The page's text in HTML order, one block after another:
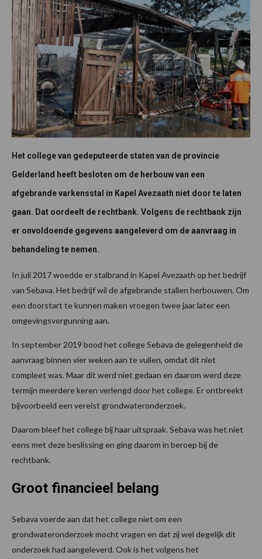
Het college van gedeputeerde staten van de provincie
Gelderland heeft besloten om de herbouw van een
afgebrande varkensstal in Kapel Avezaath niet door te laten
gaan. Dat oordeelt de rechtbank. Volgens de rechtbank zijn
er onvoldoende gegevens aangeleverd om de aanvraag in
behandeling te nemen.
In juli 2017 woedde er stalbrand in Kapel Avezaath op het bedrijf
van Sebava. Het bedrijf wil de afgebrande stallen herbouwen. Om
een doorstart te kunnen maken vroegen twee jaar later een
omgevingsvergunning aan.
In september 2019 bood het college Sebava de gelegenheid de
aanvraag binnen vier weken aan te vullen, omdat dit niet
compleet was. Maar dit werd niet gedaan en daarom werd deze
termijn meerdere keren verlengd door het college. Er ontbreekt
bijvoorbeeld een vereist grondwateronderzoek.
Daarom bleef het college bij haar uitspraak. Sebava was het niet
eens met deze beslissing en ging daarom in beroep bij de
rechtbank.
Groot financieel belang
Sebava voerde aan dat het college niet om een
grondwateronderzoek mocht vragen en dat zij wel degelijk dit
onderzoek had aangeleverd. Ook is het volgens het